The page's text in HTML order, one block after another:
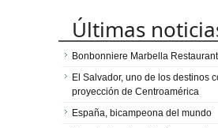
Últimas
Bonbonniere Marbella
El Salvador, uno de los destinos
proyección de Centroamérica
España, bicampeona del mundo